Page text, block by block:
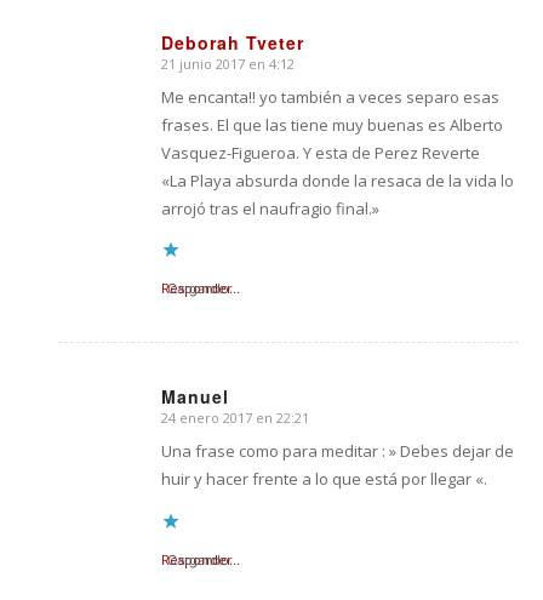
Deborah Tveter
Dice:
21 junio 2017 en 4:12
Me encanta!! yo también a veces separo esas
frases. El que las tiene muy buenas es Alberto
Vasquez-Figueroa. Y esta de Perez Reverte
«La Playa absurda donde la resaca de la vida lo
arrojó tras el naufragio final.»
Cargando...
Responder
Manuel
Dice:
24 enero 2017 en 22:21
Una frase como para meditar : » Debes dejar de
huir y hacer frente a lo que está por llegar «.
Cargando...
Responder